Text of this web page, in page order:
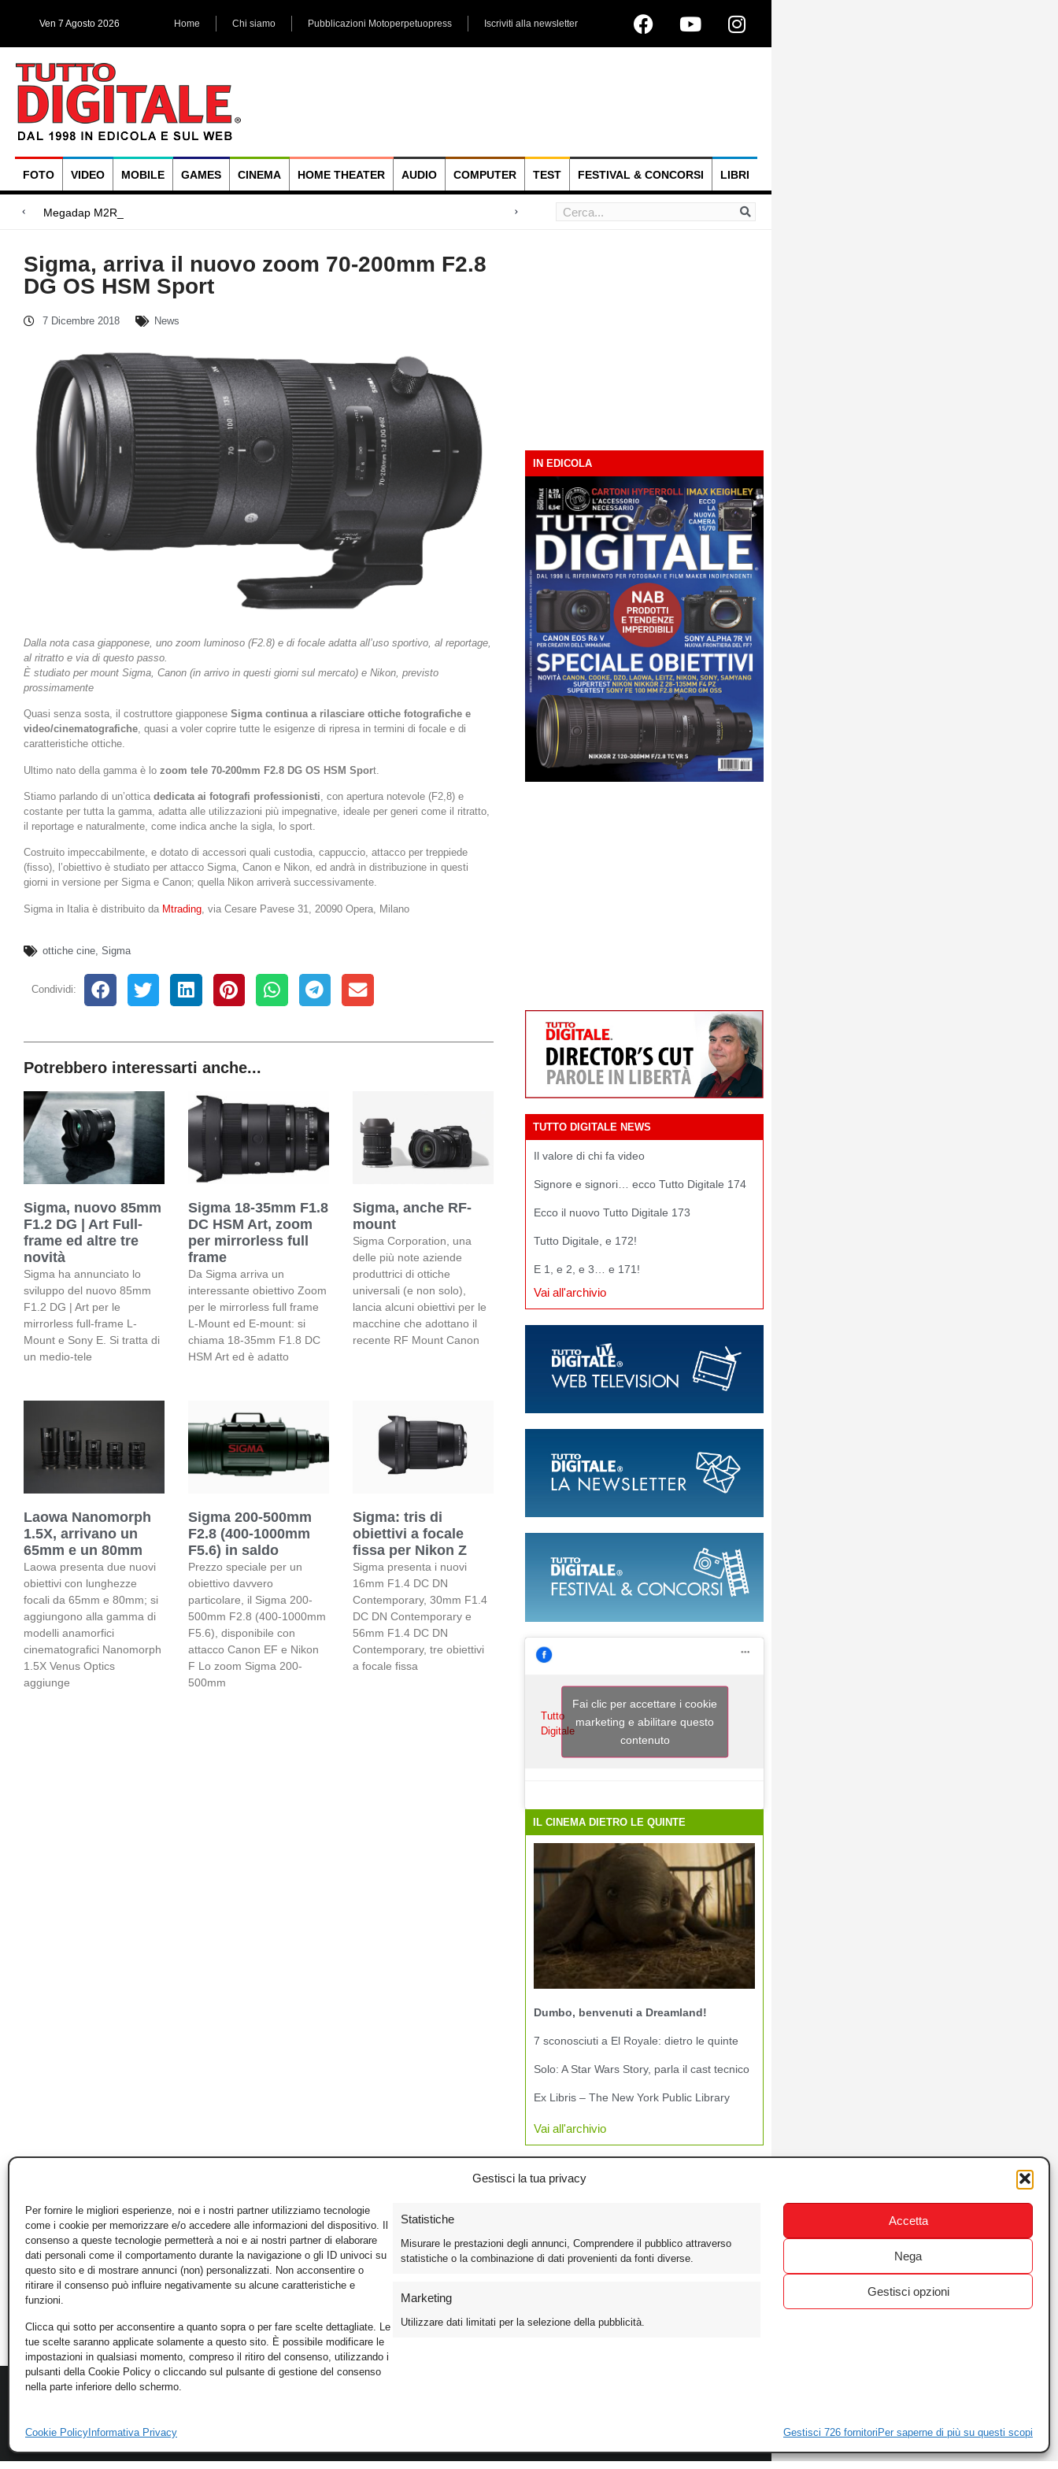
Gestisci la tua privacy
Per fornire le migliori esperienze, noi e i nostri partner utilizziamo tecnologie
come i cookie per memorizzare e/o accedere alle informazioni del dispositivo. Il
consenso a queste tecnologie permetterà a noi e ai nostri partner di elaborare
dati personali come il comportamento durante la navigazione o gli ID univoci su
questo sito e di mostrare annunci (non) personalizzati. Non acconsentire o
ritirare il consenso può influire negativamente su alcune caratteristiche e
funzioni.
Clicca qui sotto per acconsentire a quanto sopra o per fare scelte dettagliate. Le
tue scelte saranno applicate solamente a questo sito. È possibile modificare le
impostazioni in qualsiasi momento, compreso il ritiro del consenso, utilizzando i
pulsanti della Cookie Policy o cliccando sul pulsante di gestione del consenso
nella parte inferiore dello schermo.
Statistiche
Misurare le prestazioni degli annunci, Comprendere il pubblico attraverso
statistiche o la combinazione di dati provenienti da fonti diverse.
Marketing
Utilizzare dati limitati per la selezione della pubblicità.
Gestisci 726 fornitori Per saperne di più su questi scopi
Accetta
Nega
Gestisci opzioni
Cookie Policy Informativa Privacy
Ven 7 Agosto 2026 Home Chi siamo Pubblicazioni Motoperpetuopress Iscriviti alla newsletter
FOTO VIDEO MOBILE GAMES CINEMA HOME THEATER AUDIO COMPUTER TEST FESTIVAL & CONCORSI LIBRI
Megadap M2RF, il primo adattator
Blackmagic Design UltraStudio Express 3G, due accessori ad hoc
Arri Rental, evoluzioni in arrivo
Sigma, arriva il nuovo zoom 70-200mm F2.8
DG OS HSM Sport
7 Dicembre 2018 News
Dalla nota casa giapponese, uno zoom luminoso (F2.8) e di focale adatta all’uso sportivo, al reportage,
al ritratto e via di questo passo.
È studiato per mount Sigma, Canon (in arrivo in questi giorni sul mercato) e Nikon, previsto
prossimamente
Quasi senza sosta, il costruttore giapponese Sigma continua a rilasciare ottiche fotografiche e
video/cinematografiche, quasi a voler coprire tutte le esigenze di ripresa in termini di focale e di
caratteristiche ottiche.
Ultimo nato della gamma è lo zoom tele 70-200mm F2.8 DG OS HSM Sport.
Stiamo parlando di un’ottica dedicata ai fotografi professionisti, con apertura notevole (F2,8) e
costante per tutta la gamma, adatta alle utilizzazioni più impegnative, ideale per generi come il ritratto,
il reportage e naturalmente, come indica anche la sigla, lo sport.
Costruito impeccabilmente, e dotato di accessori quali custodia, cappuccio, attacco per treppiede
(fisso), l’obiettivo è studiato per attacco Sigma, Canon e Nikon, ed andrà in distribuzione in questi
giorni in versione per Sigma e Canon; quella Nikon arriverà successivamente.
Sigma in Italia è distribuito da Mtrading , via Cesare Pavese 31, 20090 Opera, Milano
ottiche cine, Sigma
Condividi:
Potrebbero interessarti anche...
Sigma, nuovo 85mm
F1.2 DG | Art Full-
frame ed altre tre
novità
Sigma ha annunciato lo
sviluppo del nuovo 85mm
F1.2 DG | Art per le
mirrorless full-frame L-
Mount e Sony E. Si tratta di
un medio-tele
Sigma 18-35mm F1.8
DC HSM Art, zoom
per mirrorless full
frame
Da Sigma arriva un
interessante obiettivo Zoom
per le mirrorless full frame
L-Mount ed E-mount: si
chiama 18-35mm F1.8 DC
HSM Art ed è adatto
Sigma, anche RF-
mount
Sigma Corporation, una
delle più note aziende
produttrici di ottiche
universali (e non solo),
lancia alcuni obiettivi per le
macchine che adottano il
recente RF Mount Canon
Laowa Nanomorph
1.5X, arrivano un
65mm e un 80mm
Laowa presenta due nuovi
obiettivi con lunghezze
focali da 65mm e 80mm; si
aggiungono alla gamma di
modelli anamorfici
cinematografici Nanomorph
1.5X Venus Optics
aggiunge
Sigma 200-500mm
F2.8 (400-1000mm
F5.6) in saldo
Prezzo speciale per un
obiettivo davvero
particolare, il Sigma 200-
500mm F2.8 (400-1000mm
F5.6), disponibile con
attacco Canon EF e Nikon
F Lo zoom Sigma 200-
500mm
Sigma: tris di
obiettivi a focale
fissa per Nikon Z
Sigma presenta i nuovi
16mm F1.4 DC DN
Contemporary, 30mm F1.4
DC DN Contemporary e
56mm F1.4 DC DN
Contemporary, tre obiettivi
a focale fissa
IN EDICOLA
TUTTO DIGITALE NEWS
Il valore di chi fa video
Signore e signori… ecco Tutto Digitale 174
Ecco il nuovo Tutto Digitale 173
Tutto Digitale, e 172!
E 1, e 2, e 3… e 171!
Vai all'archivio
Tutto
Digitale
Fai clic per accettare i cookie
marketing e abilitare questo
contenuto
IL CINEMA DIETRO LE QUINTE
Dumbo, benvenuti a Dreamland!
7 sconosciuti a El Royale: dietro le quinte
Solo: A Star Wars Story, parla il cast tecnico
Ex Libris – The New York Public Library
Vai all'archivio